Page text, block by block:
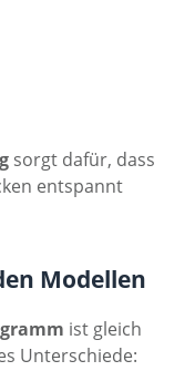
sorgt dafür, dass
entspannt
Modellen
ist gleich
Unterschiede: